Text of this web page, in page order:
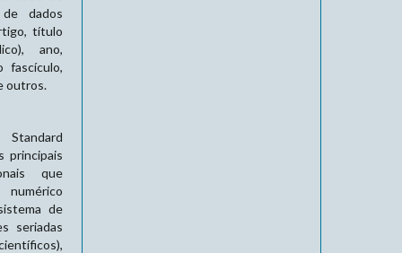
dados
título
ano,
fascículo,
outros.
principais
que
de
seriadas